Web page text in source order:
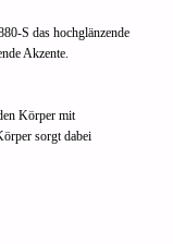
S das hochglänzende
Akzente.
Körper mit
sorgt dabei